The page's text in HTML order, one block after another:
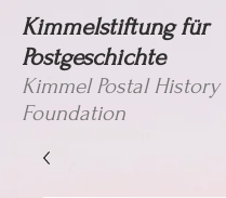
Kimmelstiftung für
Postgeschichte
Kimmel Postal History
Foundation